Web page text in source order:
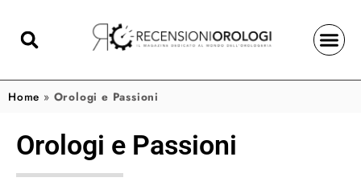
Home » Orologi e Passioni
Orologi e Passioni